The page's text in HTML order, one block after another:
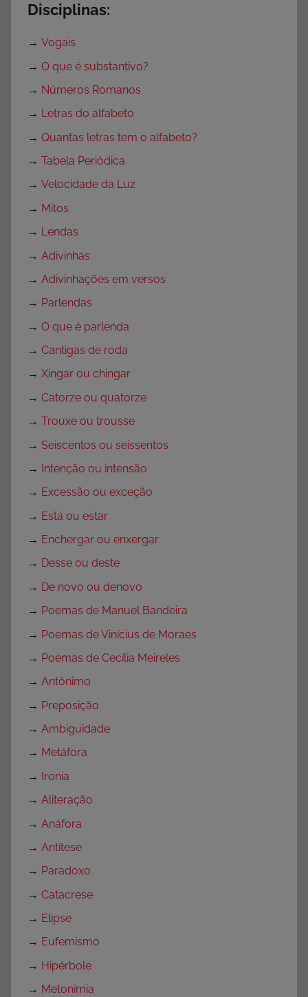
Disciplinas:
→ Vogais
→ O que é substantivo?
→ Números Romanos
→ Letras do alfabeto
→ Quantas letras tem o alfabeto?
→ Tabela Periódica
→ Velocidade da Luz
→ Mitos
→ Lendas
→ Adivinhas
→ Adivinhações em versos
→ Parlendas
→ O que é parlenda
→ Cantigas de roda
→ Xingar ou chingar
→ Catorze ou quatorze
→ Trouxe ou trousse
→ Seiscentos ou seissentos
→ Intenção ou intensão
→ Excessão ou exceção
→ Está ou estar
→ Enchergar ou enxergar
→ Desse ou deste
→ De novo ou denovo
→ Poemas de Manuel Bandeira
→ Poemas de Vinícius de Moraes
→ Poemas de Cecília Meireles
→ Antônimo
→ Preposição
→ Ambiguidade
→ Metáfora
→ Ironia
→ Aliteração
→ Anáfora
→ Antítese
→ Paradoxo
→ Catacrese
→ Elipse
→ Eufemismo
→ Hipérbole
→ Metonímia